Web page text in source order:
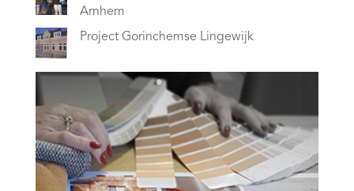
Arnhem
Project Gorinchemse Lingewijk